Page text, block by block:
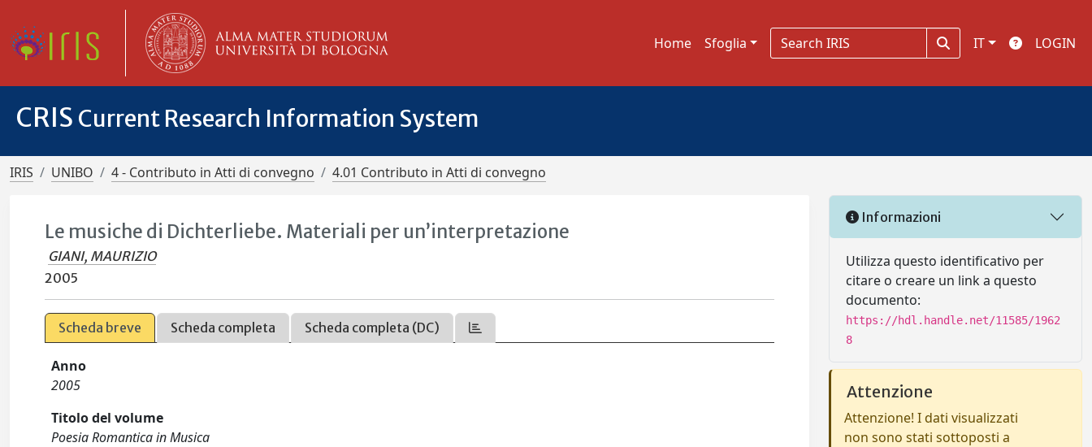
Home Sfoglia IT LOGIN
CRIS Current Research Information System
IRIS UNIBO 4 - Contributo in Atti di convegno 4.01 Contributo in Atti di convegno
Le musiche di Dichterliebe. Materiali per un’interpretazione
GIANI, MAURIZIO
2005
Scheda breve Scheda completa Scheda completa (DC)
Anno
2005
Titolo del volume
Poesia Romantica in Musica
Informazioni
Utilizza questo identificativo per
citare o creare un link a questo
documento:
https://hdl.handle.net/11585/1962
8
Attenzione
Attenzione! I dati visualizzati
non sono stati sottoposti a